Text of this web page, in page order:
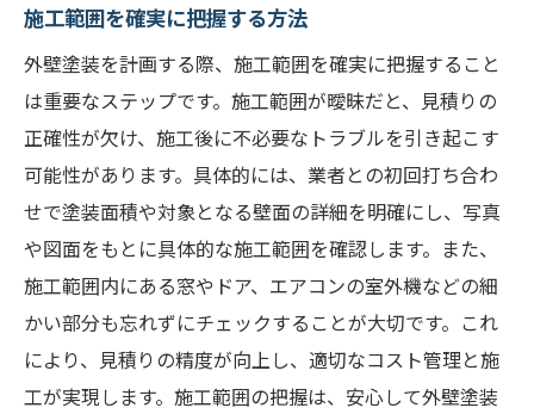
施工範囲を確実に把握する方法
外壁塗装を計画する際、施工範囲を確実に把握すること
は重要なステップです。施工範囲が曖昧だと、見積りの
正確性が欠け、施工後に不必要なトラブルを引き起こす
可能性があります。具体的には、業者との初回打ち合わ
せで塗装面積や対象となる壁面の詳細を明確にし、写真
や図面をもとに具体的な施工範囲を確認します。また、
施工範囲内にある窓やドア、エアコンの室外機などの細
かい部分も忘れずにチェックすることが大切です。これ
により、見積りの精度が向上し、適切なコスト管理と施
工が実現します。施工範囲の把握は、安心して外壁塗装